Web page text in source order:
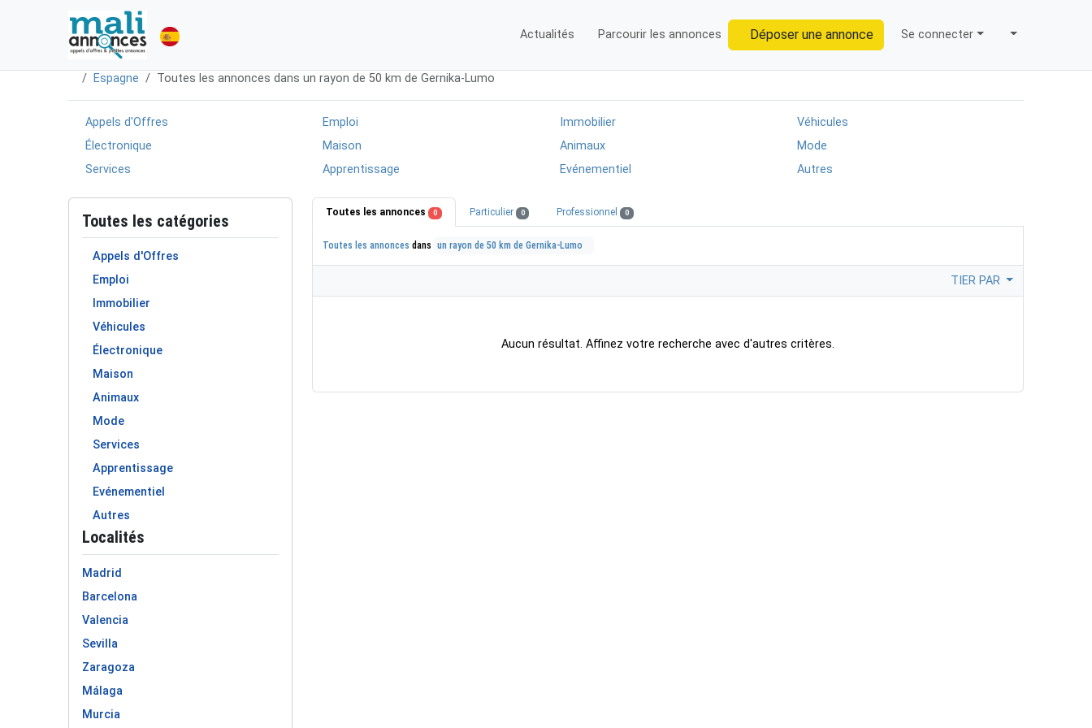
Actualités Parcourir les annonces Déposer une annonce Se connecter
Trouver
Espagne Toutes les annonces dans un rayon de 50 km de Gernika-Lumo
Appels d'Offres Emploi Immobilier
Véhicules
Électronique
Maison Animaux
Mode
Services
Apprentissage Evénementiel Autres
Toutes les catégories
Appels d'Offres
Emploi
Immobilier
Véhicules
Électronique
Maison
Animaux
Mode
Services
Apprentissage
Evénementiel
Autres
Localités
Madrid
Barcelona
Valencia
Sevilla
Zaragoza
Málaga
Murcia
Toutes les annonces 0 Particulier 0 Professionnel 0
Toutes les annonces dans un rayon de 50 km de Gernika-Lumo
TIER PAR
Aucun résultat. Affinez votre recherche avec d'autres critères.